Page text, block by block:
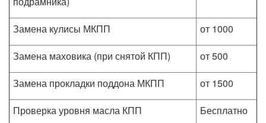
Замена кулисы МКПП
от 1000
Замена маховика (при снятой КПП)
от 500
Замена прокладки поддона МКПП
от 1500
Проверка уровня масла КПП
Бесплатно